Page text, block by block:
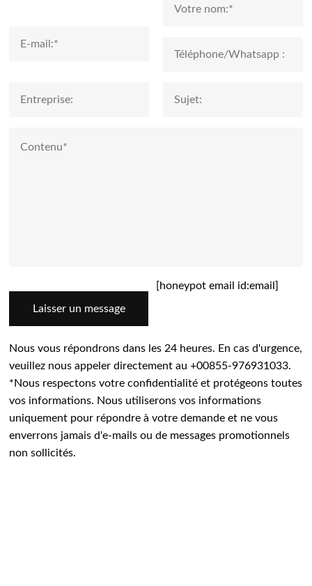
Laisser un message
[honeypot email id:email]
Nous vous répondrons dans les 24 heures. En cas d'urgence,
veuillez nous appeler directement au +00855-976931033.
*Nous respectons votre confidentialité et protégeons toutes
vos informations. Nous utiliserons vos informations
uniquement pour répondre à votre demande et ne vous
enverrons jamais d'e-mails ou de messages promotionnels
non sollicités.